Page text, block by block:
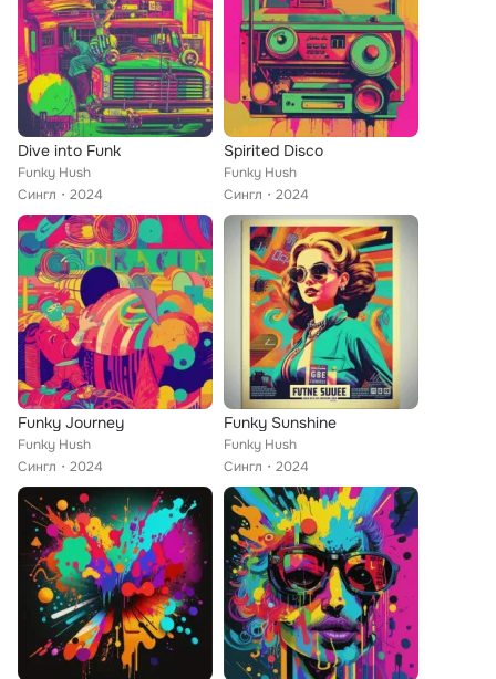
Dive into Funk
Funky Hush
Сингл
2024
Spirited Disco
Funky Hush
Сингл
2024
Funky Journey
Funky Hush
Сингл
2024
Funky Sunshine
Funky Hush
Сингл
2024